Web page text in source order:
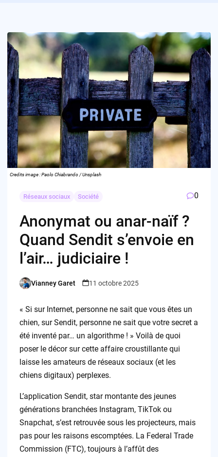
Credits image : Paolo Chiabrando / Unsplash
Réseaux sociaux Société 0
Anonymat ou anar-naïf ?
Quand Sendit s’envoie en
l’air… judiciaire !
Posted
Vianney Garet 11 octobre 2025
« Si sur Internet, personne ne sait que vous êtes un
chien, sur Sendit, personne ne sait que votre secret a
été inventé par… un algorithme ! » Voilà de quoi
poser le décor sur cette affaire croustillante qui
laisse les amateurs de réseaux sociaux (et les
chiens digitaux) perplexes.
L’application Sendit, star montante des jeunes
générations branchées Instagram, TikTok ou
Snapchat, s’est retrouvée sous les projecteurs, mais
pas pour les raisons escomptées. La Federal Trade
Commission (FTC), toujours à l’affût des